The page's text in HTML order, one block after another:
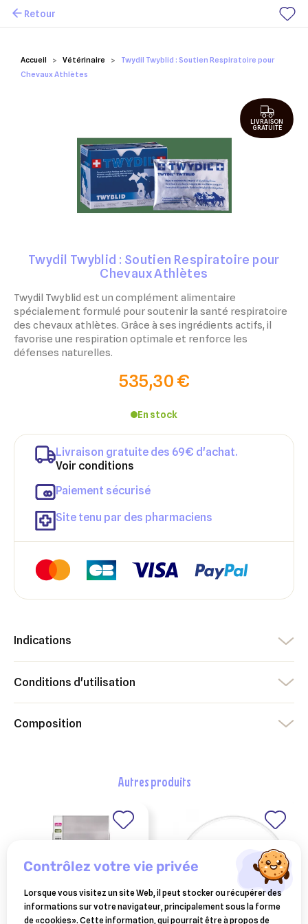
Mes favoris
Accueil Vétérinaire
Twydil Twyblid : Soutien Respiratoire pour
Chevaux Athlètes
Retour
Twydil Twyblid : Soutien Respiratoire pour
Chevaux Athlètes
Twydil Twyblid est un complément alimentaire
spécialement formulé pour soutenir la santé respiratoire
des chevaux athlètes. Grâce à ses ingrédients actifs, il
favorise une respiration optimale et renforce les
défenses naturelles.
535,30 €
En stock
Livraison gratuite des 69€ d'achat.
Voir conditions
Paiement sécurisé
Site tenu par des pharmaciens
LIVRAISON
GRATUITE
Indications
Conditions d'utilisation
Composition
autres produits
Ajouter à ma liste d'envies
Nom de la liste d'envies
Vous devez être connecté pour ajouter des produits à votre
contrôlez votre vie privée
Lorsque vous visitez un site Web, il peut stocker ou récupérer des
informations sur votre navigateur, principalement sous la forme
de «cookies». Cette information, qui pourrait être à propos de